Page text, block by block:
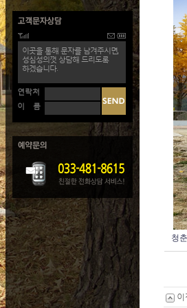
이곳을 통해 문자를 남겨주시면,
성심성의껏 상담해 드리도록
하겠습니다.
연락처
이 름
청
이